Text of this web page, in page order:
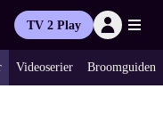
TV 2 Play
Videoserier Broomguiden